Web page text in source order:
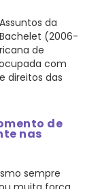
da
(2006-
de
com
direitos das
de
nas
sempre